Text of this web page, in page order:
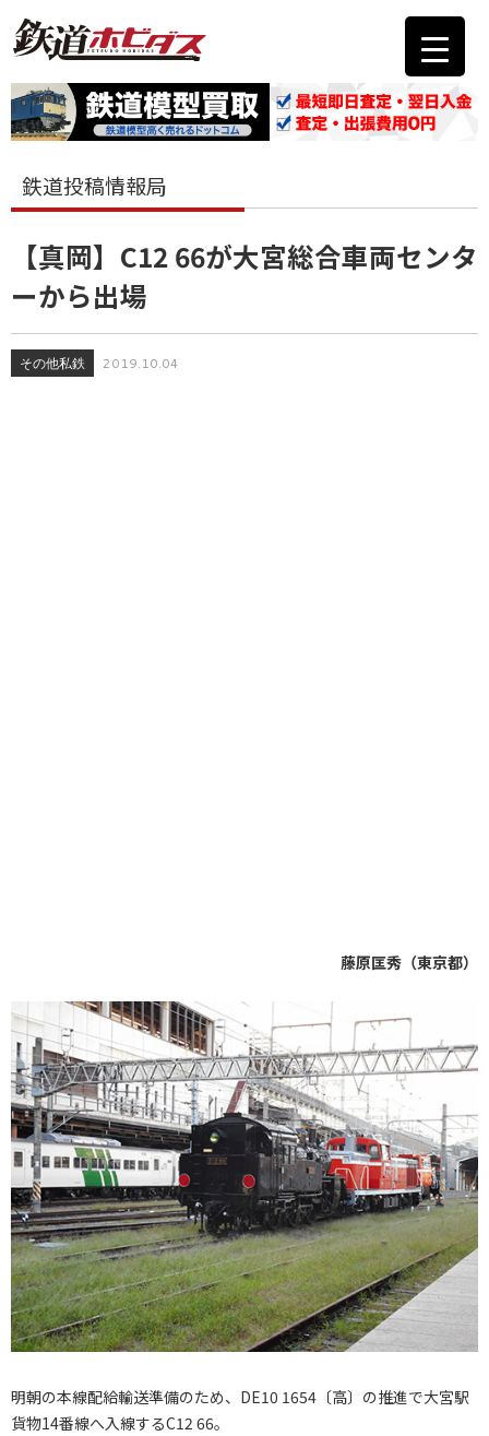
鉄道投稿情報局
【真岡】C12 66が大宮総合車両センタ
ーから出場
その他私鉄 2019.10.04
藤原匡秀（東京都）
明朝の本線配給輸送準備のため、DE10 1654〔高〕の推進で大宮駅
貨物14番線へ入線するC12 66。